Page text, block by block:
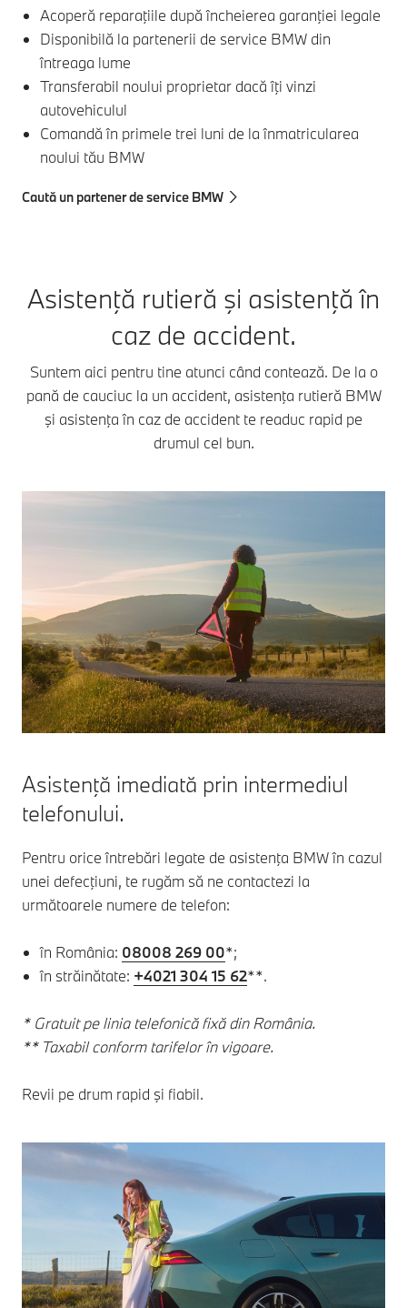
Acoperă reparaţiile după încheierea garanţiei legale
Disponibilă la partenerii de service BMW din
întreaga lume
Transferabil noului proprietar dacă îţi vinzi
autovehiculul
Comandă în primele trei luni de la înmatricularea
noului tău BMW
Caută un partener de service BMW
Asistenţă rutieră şi asistenţă în
caz de accident.
Suntem aici pentru tine atunci când contează. De la o
pană de cauciuc la un accident, asistenţa rutieră BMW
şi asistenţa în caz de accident te readuc rapid pe
drumul cel bun.
Asistenţă imediată prin intermediul
telefonului.
Pentru orice întrebări legate de asistenţa BMW în cazul
unei defecţiuni, te rugăm să ne contactezi la
următoarele numere de telefon:
în România: 08008 269 00*;
în străinătate: +4021 304 15 62**.
* Gratuit pe linia telefonică fixă din România.
** Taxabil conform tarifelor în vigoare.
Revii pe drum rapid şi fiabil.